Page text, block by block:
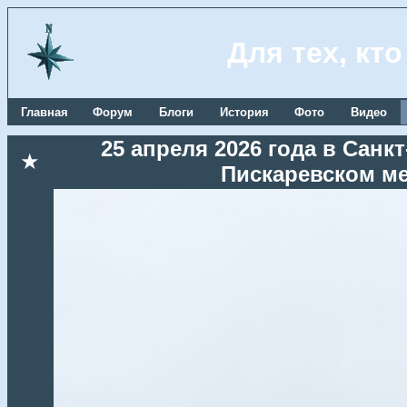
Для тех,
Главная Форум Блоги История Фото Видео
★
25 апреля 2026 года в
Пискаревском